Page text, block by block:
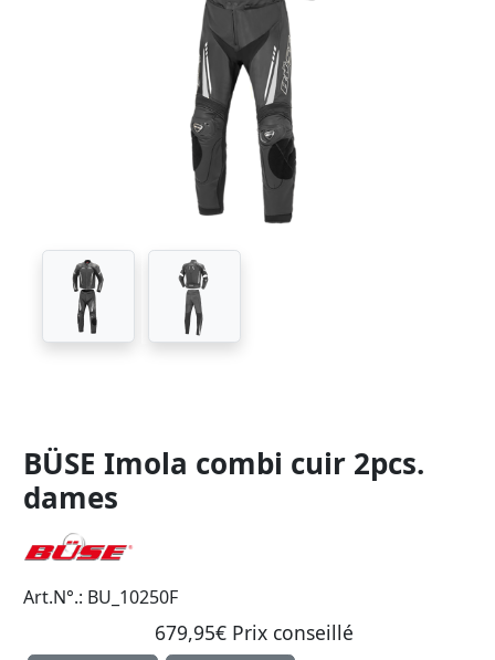
BÜSE Imola combi cuir 2pcs.
dames
Art.N°.: BU_10250F
679,95€ Prix ​​conseillé